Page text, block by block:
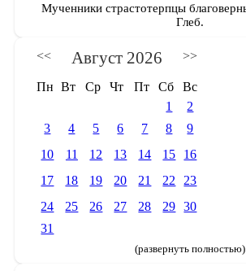
Мученники страстотерпцы
Глеб.
<< Август 2026 >>
Пн Вт Ср Чт Пт Сб
Вс
1
2
3
4 5 6 7 8
9
10
11 12 13 14 15
16
17
18 19 20 21 22
23
24
25 26 27 28 29
30
31
(развернуть полностью)